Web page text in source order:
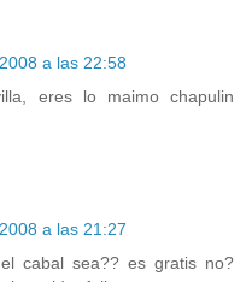
a las 22:58
eres lo maimo chapulin
a las 21:27
cabal sea?? es gratis no?